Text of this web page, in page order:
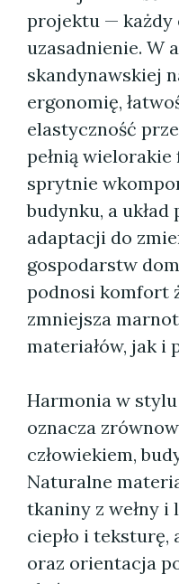
projektu — każdy
uzasadnienie. W
skandynawskiej
ergonomię,
elastyczność
pełnią
sprytnie
budynku, a
adaptacji do
gospodarstw
podnosi komfort
zmniejsza
materiałów, jak i
Harmonia w
oznacza
człowiekiem,
Naturalne
tkaniny z wełny
ciepło i teksturę,
oraz orientacja